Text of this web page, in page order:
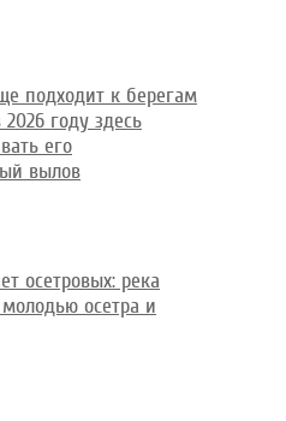
подходит к берегам
году здесь
его
вылов
осетровых: река
осетра и